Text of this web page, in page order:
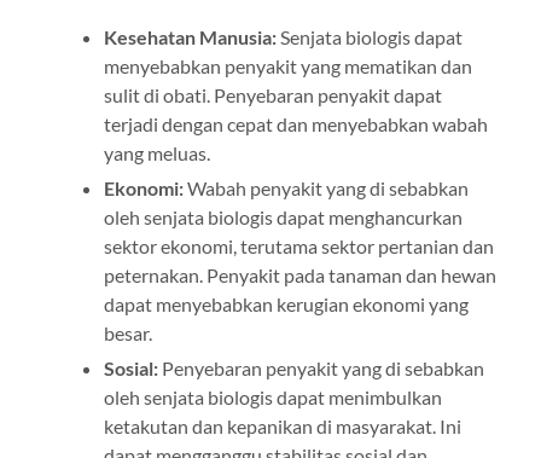
Kesehatan Manusia:Senjata biologis dapat
menyebabkan penyakit yang mematikan dan
sulit di obati. Penyebaran penyakit dapat
terjadi dengan cepat dan menyebabkan wabah
yang meluas.
Ekonomi:Wabah penyakit yang di sebabkan
oleh senjata biologis dapat menghancurkan
sektor ekonomi, terutama sektor pertanian dan
peternakan. Penyakit pada tanaman dan hewan
dapat menyebabkan kerugian ekonomi yang
besar.
Sosial:Penyebaran penyakit yang di sebabkan
oleh senjata biologis dapat menimbulkan
ketakutan dan kepanikan di masyarakat. Ini